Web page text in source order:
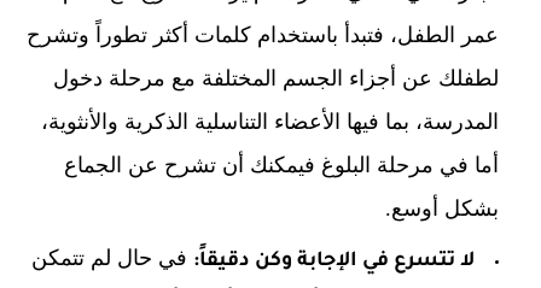
عمر الطفل، فتبدأ باستخدام كلمات أكثر تطوراً وتشرح
لطفلك عن أجزاء الجسم المختلفة مع مرحلة دخول
المدرسة، بما فيها الأعضاء التناسلية الذكرية والأنثوية،
أما في مرحلة البلوغ فيمكنك أن تشرح عن الجماع
بشكل أوسع.
لا تتسرع في الإجابة وكن دقيقاً: في حال لم تتمكن